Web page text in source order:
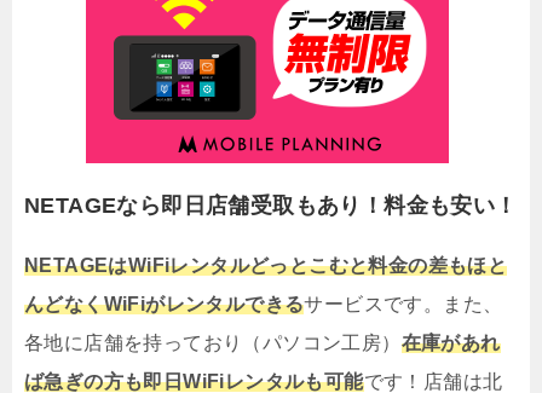
NETAGEなら即日店舗受取もあり！料金も安い！
NETAGEはWiFiレンタルどっとこむと料金の差もほと
んどなくWiFiがレンタルできるサービスです。また、
各地に店舗を持っており（パソコン工房） 在庫があれ
ば急ぎの方も即日WiFiレンタルも可能です！店舗は北